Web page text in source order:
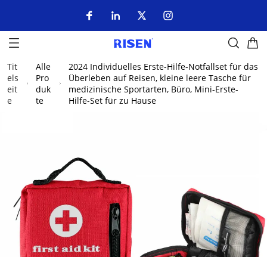
Tit
els
eit
e
Alle
Pro
duk
te
2024 Individuelles Erste-Hilfe-Notfallset für das
Überleben auf Reisen, kleine leere Tasche für
medizinische Sportarten, Büro, Mini-Erste-
Hilfe-Set für zu Hause